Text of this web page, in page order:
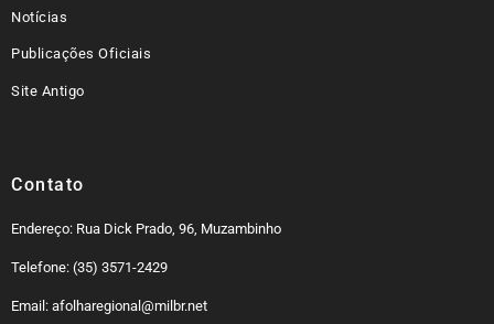
Notícias
Publicações Oficiais
Site Antigo
Contato
Endereço: Rua Dick Prado, 96, Muzambinho
Telefone: (35) 3571-2429
Email: afolharegional@milbr.net